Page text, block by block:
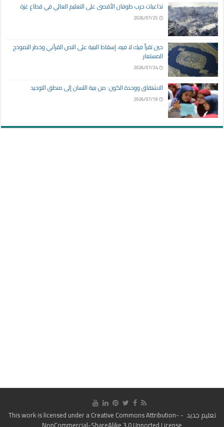
تداعيات حرب طوفان الأقصى على التعليم العالي في قطاع غزة
2026/07/25
حين تقرأ فيك لا فيه، إسقاط البنية على النص القرآني وخطر النموذج
المستعار
2026/07/24
الاشتقاق ووحدة الكون: من بنية اللسان إلى منطق التوحيد
2026/07/18
تعليم جديد - This work is licensed under a
Creative Commons Attribution-